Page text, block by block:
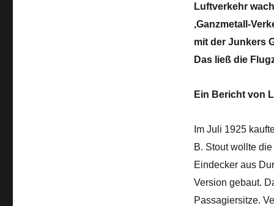
Luftverkehr
,Ganzmetall-
mit der Junkers
Das ließ die
Ein Bericht von
Im Juli 1925
B. Stout wollte
Eindecker aus
Version gebaut.
Passagiersitze.